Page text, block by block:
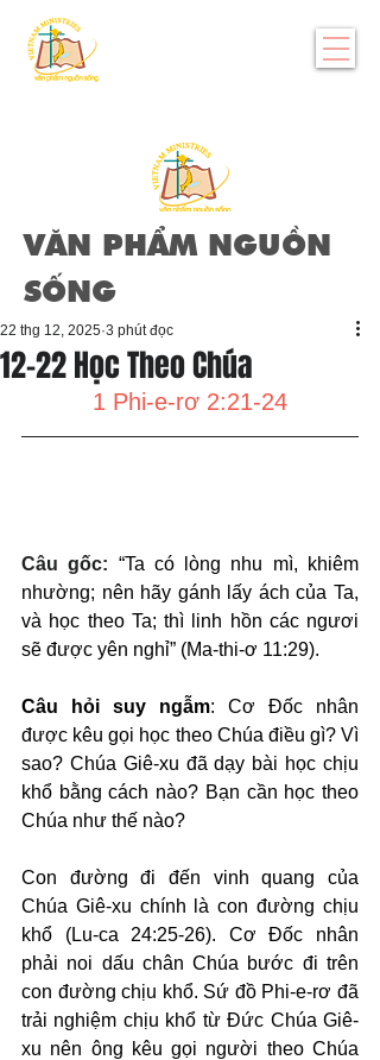
VĂN PHẨM NGUỒN
SỐNG
12-22 Học Theo Chúa
22 thg 12, 2025 3 phút đọc
1 Phi-e-rơ 2:21-24
Câu gốc: “Ta có lòng nhu mì, khiêm
nhường; nên hãy gánh lấy ách của Ta,
và học theo Ta; thì linh hồn các ngươi
sẽ được yên nghỉ” (Ma-thi-ơ 11:29).
Câu hỏi suy ngẫm: Cơ Đốc nhân
được kêu gọi học theo Chúa điều gì? Vì
sao? Chúa Giê-xu đã dạy bài học chịu
khổ bằng cách nào? Bạn cần học theo
Chúa như thế nào?
Con đường đi đến vinh quang của
Chúa Giê-xu chính là con đường chịu
khổ (Lu-ca 24:25-26). Cơ Đốc nhân
phải noi dấu chân Chúa bước đi trên
con đường chịu khổ. Sứ đồ Phi-e-rơ đã
trải nghiệm chịu khổ từ Đức Chúa Giê-
xu nên ông kêu gọi người theo Chúa